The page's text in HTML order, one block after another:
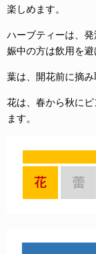
楽しめます。
ハーブティーは、
娠中の方は飲用を避
葉は、開花前に摘み
花は、春から秋に
ます。